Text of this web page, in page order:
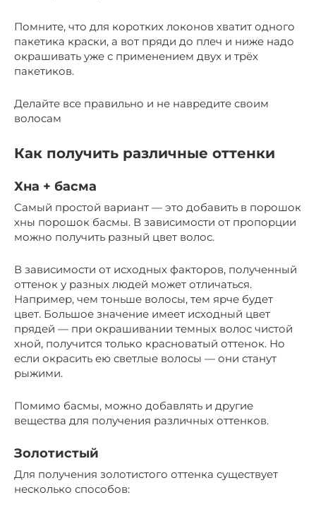
Помните, что для коротких локонов хватит одного
пакетика краски, а вот пряди до плеч и ниже надо
окрашивать уже с применением двух и трёх
пакетиков.
Делайте все правильно и не навредите своим
волосам
Как получить различные оттенки
Хна + басма
Самый простой вариант — это добавить в порошок
хны порошок басмы. В зависимости от пропорции
можно получить разный цвет волос.
В зависимости от исходных факторов, полученный
оттенок у разных людей может отличаться.
Например, чем тоньше волосы, тем ярче будет
цвет. Большое значение имеет исходный цвет
прядей — при окрашивании темных волос чистой
хной, получится только красноватый оттенок. Но
если окрасить ею светлые волосы — они станут
рыжими.
Помимо басмы, можно добавлять и другие
вещества для получения различных оттенков.
Золотистый
Для получения золотистого оттенка существует
несколько способов: